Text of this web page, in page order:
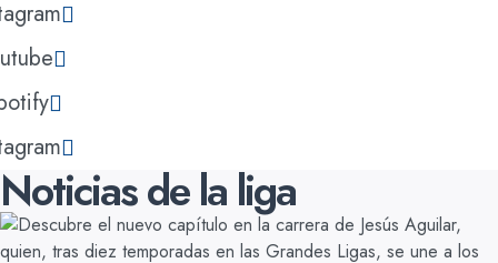
Noticias de la liga